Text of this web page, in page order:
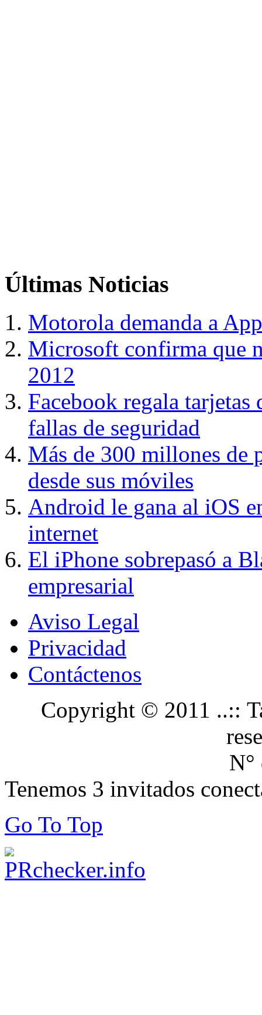
Últimas Noticias
Motorola demanda a
Microsoft confirma que
2012
Facebook regala tarjetas
fallas de seguridad
Más de 300 millones de
desde sus móviles
Android le gana al iOS
internet
El iPhone sobrepasó a
empresarial
Aviso Legal
Privacidad
Contáctenos
Copyright © 2011 ..::
N°
Tenemos 3 invitados
Go To Top